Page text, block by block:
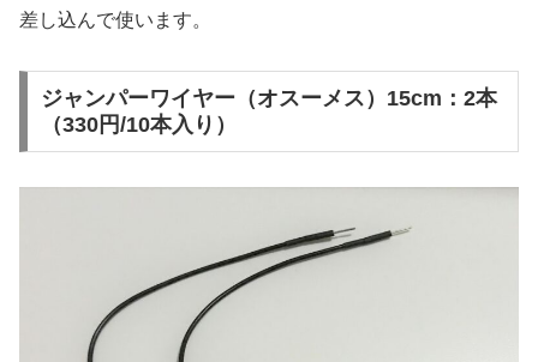
差し込んで使います。
ジャンパーワイヤー（オスーメス）15cm：2本
（330円/10本入り）